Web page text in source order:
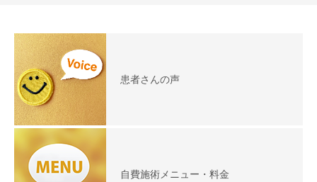
患者さんの声
自費施術メニュー・料金